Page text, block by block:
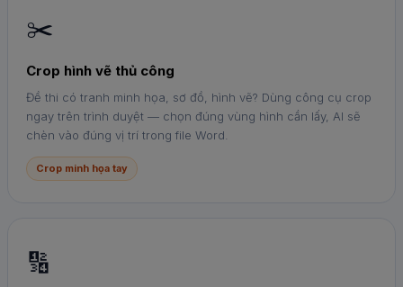
✂️
Crop hình vẽ thủ công
Đề thi có tranh minh họa, sơ đồ, hình vẽ? Dùng công cụ crop
ngay trên trình duyệt — chọn đúng vùng hình cần lấy, AI sẽ
chèn vào đúng vị trí trong file Word.
Crop minh họa tay
🔢